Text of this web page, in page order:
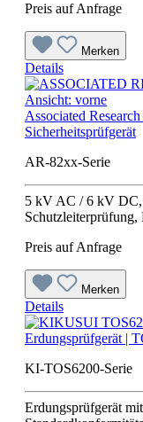
Preis auf Anfrage
Merken
Details
Associated
Sicherheitsprüfgerät
AR-82xx-Serie
5 kV AC / 6 kV
Schutzleiterprüfung,
Preis auf Anfrage
Merken
Details
Erdungsprüfgerät |
KI-TOS6200-Serie
Erdungsprüfgerät